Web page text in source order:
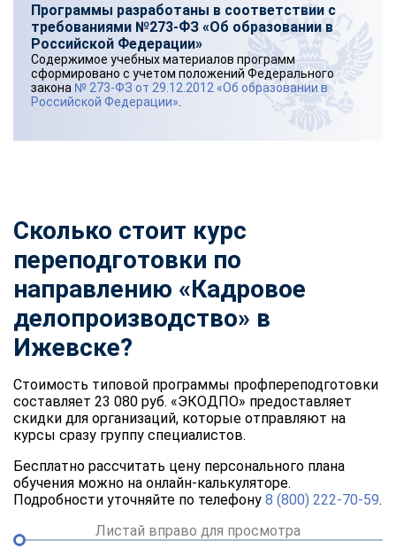
Программы разработаны в соответствии с
требованиями №273-ФЗ «Об образовании в
Российской Федерации»
Содержимое учебных материалов программ
сформировано с учетом положений Федерального
закона № 273-ФЗ от 29.12.2012 «Об образовании в
Российской Федерации»
Сколько стоит курс
переподготовки по
направлению «Кадровое
делопроизводство» в
Ижевске?
Стоимость типовой программы профпереподготовки
составляет 23 080 руб. «ЭКОДПО» предоставляет
скидки для организаций, которые отправляют на
курсы сразу группу специалистов.
Бесплатно рассчитать цену персонального плана
обучения можно на онлайн-калькуляторе.
Подробности уточняйте по телефону 8 (800) 222-70-59.
Листай вправо для просмотра